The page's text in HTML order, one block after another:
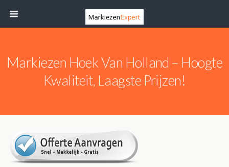
Markiezen Hoek Van Holland – Hoogte
Kwaliteit, Laagste Prijzen!